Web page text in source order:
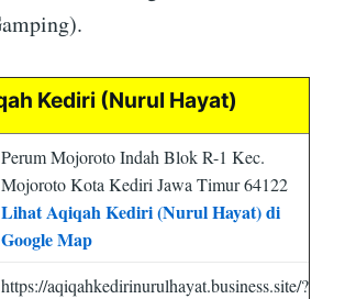
Kediri (Nurul Hayat)
Perum Mojoroto Indah Blok R-1 Kec.
Mojoroto Kota Kediri Jawa Timur 64122
Lihat Aqiqah Kediri (Nurul Hayat) di
Google Map
https://aqiqahkedirinurulhayat.business.site/?